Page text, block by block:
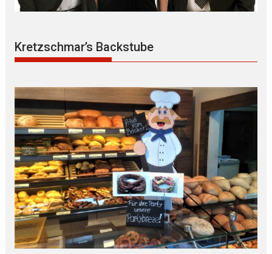
Kretzschmar’s Backstube